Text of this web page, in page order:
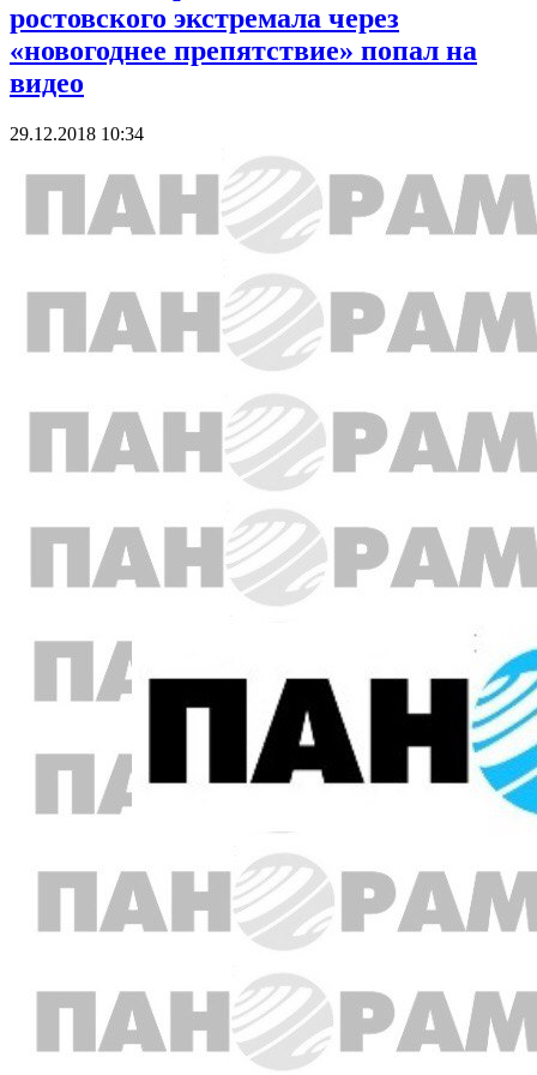
ростовского экстремала через
«новогоднее препятствие» попал на
видео
29.12.2018 10:34